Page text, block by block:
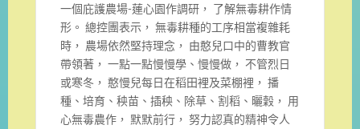
一個庇護農場-蓮心園作調研， 了解無毒耕作情
形。 總控團表示， 無毒耕種的工序相當複雜耗
時， 農場依然堅持理念， 由憨兒口中的曹教官
帶領著， 一點一點慢慢學、慢慢做， 不管烈日
或寒冬， 憨慢兒每日在稻田裡及菜棚裡， 播
種、培育、秧苗、插秧、除草、割稻、曬穀， 用
心無毒農作， 默默前行， 努力認真的精神令人